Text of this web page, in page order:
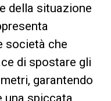
della situazione
società che
di spostare gli
garantendo
una spiccata